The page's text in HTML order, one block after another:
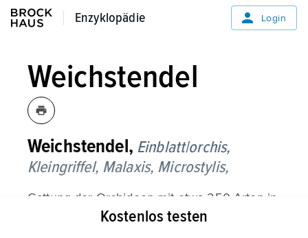
Enzyklopädie
Enzyklopädie Login
Weichstendel
Weichstendel, Einblatt|orchis,
Kleingriffel, Malaxis, Microstylis,
Gattung der Orchideen mit etwa 250 Arten in
den gemäßigten Gebieten der Nordhalbkugel
Kostenlos testen